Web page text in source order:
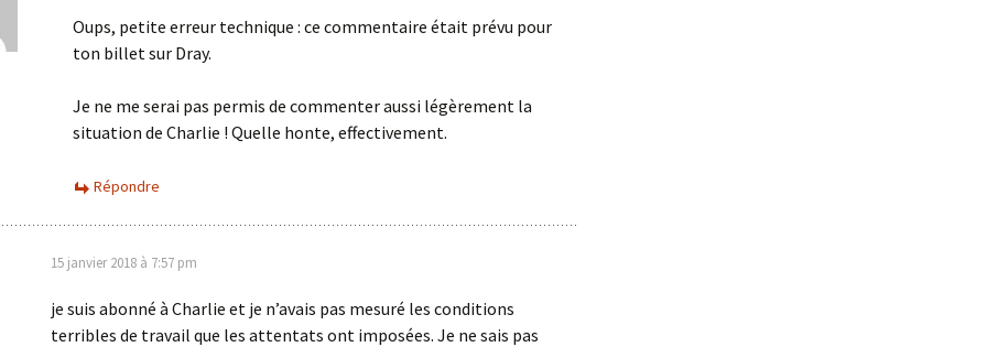
Oups, petite erreur technique : ce commentaire était prévu pour
ton billet sur Dray.
Je ne me serai pas permis de commenter aussi légèrement la
situation de Charlie ! Quelle honte, effectivement.
Répondre
15 janvier 2018 à 7:57 pm
je suis abonné à Charlie et je n’avais pas mesuré les conditions
terribles de travail que les attentats ont imposées. Je ne sais pas